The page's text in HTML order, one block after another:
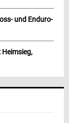
und Enduro-